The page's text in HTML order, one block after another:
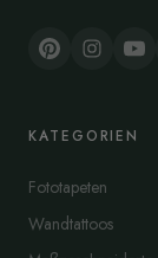
KATEGORIEN
Fototapeten
Wandtattoos